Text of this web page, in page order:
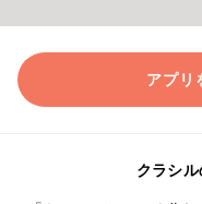
アプリ
クラシ